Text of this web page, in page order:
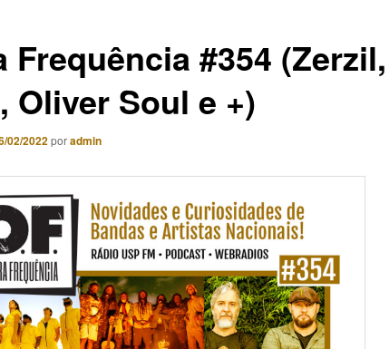
Frequência #354 (Zerzil,
Oliver Soul e +)
02/2022poradmin